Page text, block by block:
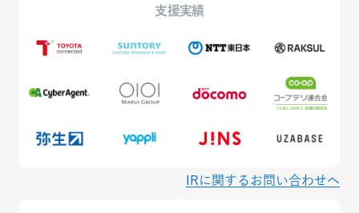
支援実績
IRに関するお問い合わせへ